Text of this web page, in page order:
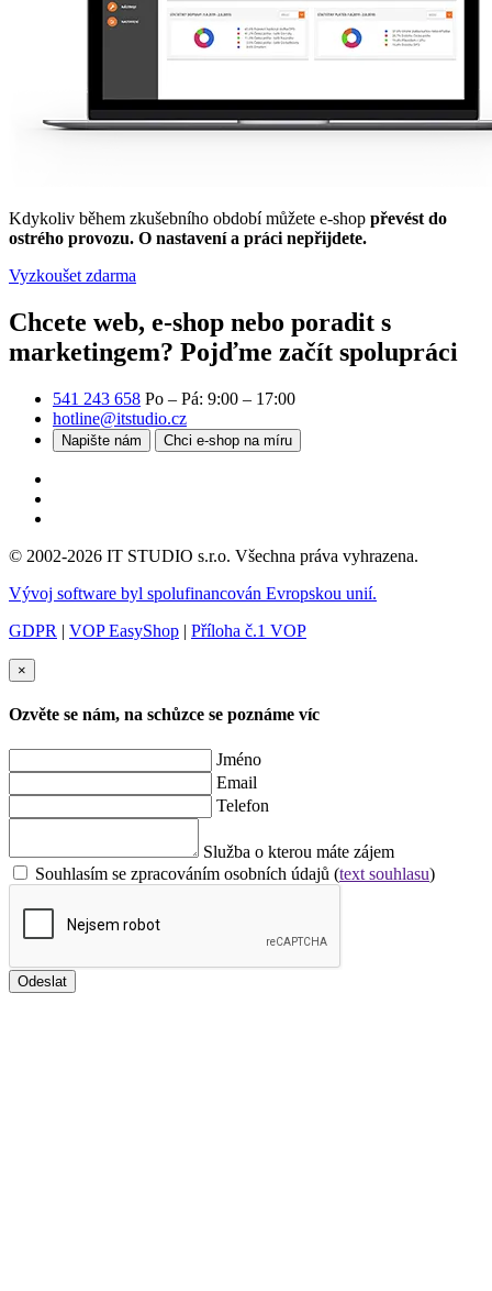
Kdykoliv během zkušebního období můžete e-shop převést do
ostrého provozu. O nastavení a práci nepřijdete.
Vyzkoušet zdarma
Chcete web, e-shop nebo poradit s
marketingem? Pojďme začít spolupráci
541 243 658 Po – Pá: 9:00 – 17:00
hotline@itstudio.cz
Napište nám Chci e-shop na míru
© 2002-2026 IT STUDIO s.r.o. Všechna práva vyhrazena.
Vývoj software byl spolufinancován Evropskou unií.
GDPR | VOP EasyShop | Příloha č.1 VOP
×
Ozvěte se nám, na schůzce se poznáme víc
Jméno
Email
Telefon
Služba o kterou máte zájem
Souhlasím se zpracováním osobních údajů (text souhlasu)
Odeslat